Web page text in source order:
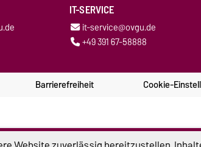
IT-SERVICE
it-service@ovgu.de
+49 391 67-58888
Barrierefreiheit Cookie-